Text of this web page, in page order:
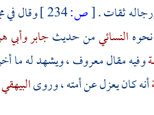
ثقات .[ص:234 ] وقال في
النسائيمن حديثجابروأبي
وفيه مقال معروف ، ويشهد له ما
أنه كان يعزل عن أمته ، وروىالبيهقي